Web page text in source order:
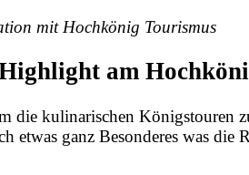
mit Hochkönig Tourismus
am
die kulinarischen Königstouren
etwas ganz Besonderes was